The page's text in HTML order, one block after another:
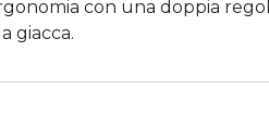
con una doppia
giacca.